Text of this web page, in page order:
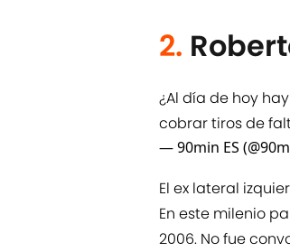
2.
¿Al día de hoy
cobrar tiros de
— 90min ES
El ex lateral
En este milenio
2006. No fue